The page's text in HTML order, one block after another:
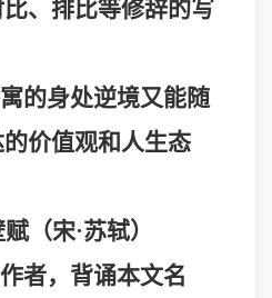
、排比等修辞的写
的身处逆境又能随
价值观和人生态
赋（宋·苏轼）
者，背诵本文名